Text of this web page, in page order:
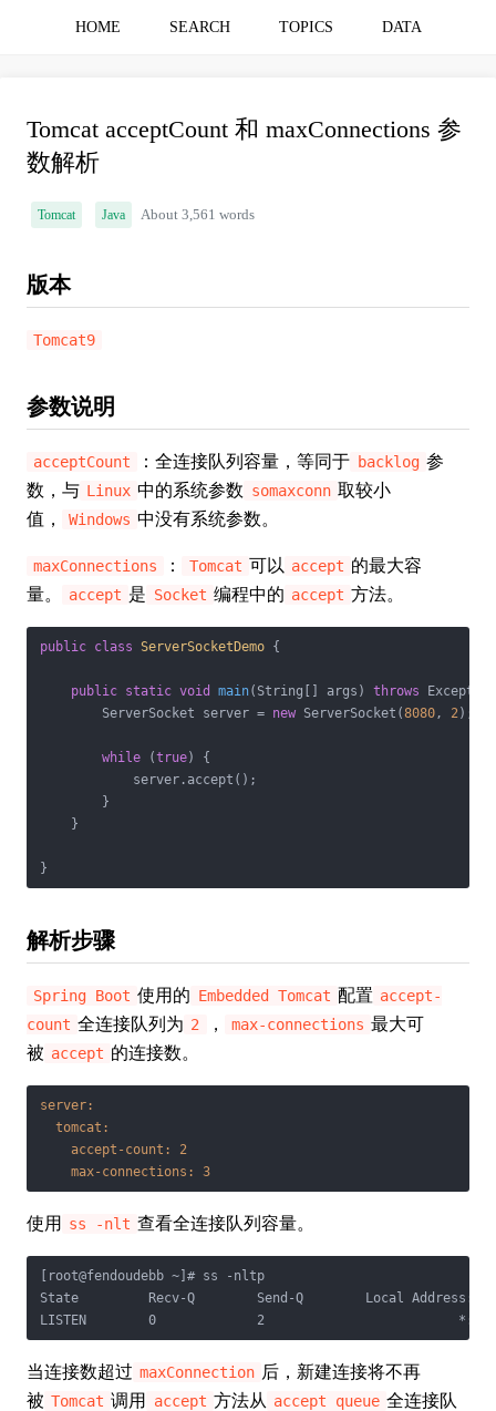
HOME SEARCH TOPICS DATA
Tomcat acceptCount 和 maxConnections 参
数解析
Tomcat Java About 3,561 words
版本
Tomcat9
参数说明
acceptCount ：全连接队列容量，等同于 backlog 参
数，与 Linux 中的系统参数 somaxconn 取较小
值，
Windows 中没有系统参数。
maxConnections ： Tomcat 可以 accept 的最大容
量。
accept 是 Socket 编程中的 accept 方法。
public class ServerSocketDemo {
public static void main(String[] args) throws
        ServerSocket server =
new ServerSocket(8080, 2);
while (true) {
            server.accept();
        }
    }
}
解析步骤
Spring Boot 使用的 Embedded Tomcat 配置 accept-
count 全连接队列为 2 ， max-connections 最大可
被 accept 的连接数。
server:
tomcat:
accept-count:
2
max-connections:
3
使用 ss -nlt 查看全连接队列容量。
[root@fendoudebb ~]# ss -nltp
State         Recv-Q        Send-Q
LISTEN        0             2
当连接数超过 maxConnection 后，新建连接将不再
被 Tomcat 调用 accept 方法从 accept queue 全连接队